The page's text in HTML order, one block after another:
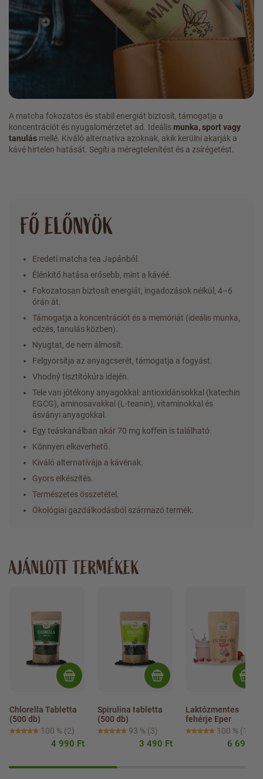
A matcha fokozatos és stabil energiát biztosít, támogatja a
koncentrációt és nyugalomérzetet ad. Ideális munka, sport vagy
tanulás mellé. Kiváló alternatíva azoknak, akik kerülni akarják a
kávé hirtelen hatását. Segíti a méregtelenítést és a zsírégetést.
FŐ ELŐNYÖK
Eredeti matcha tea Japánból.
Élénkítő hatása erősebb, mint a kávéé.
Fokozatosan biztosít energiát, ingadozások nélkül, 4–6
órán át.
Támogatja a koncentrációt és a memóriát (ideális munka,
edzés, tanulás közben).
Nyugtat, de nem álmosít.
Felgyorsítja az anyagcserét, támogatja a fogyást.
Vhodný tisztítókúra idején.
Tele van jótékony anyagokkal: antioxidánsokkal (katechin
EGCG), aminosavakkal (L-teanin), vitaminokkal és
ásványi anyagokkal.
Egy teáskanálban akár 70 mg koffein is található.
Könnyen elkeverhető.
Kiváló alternatívája a kávénak.
Gyors elkészítés.
Természetes összetétel.
Ökológiai gazdálkodásból származó termék.
AJÁNLOTT TERMÉKEK
Chlorella Tabletta
(500 db)
100 % (2)
4 990 Ft
Spirulina tabletta
(500 db)
93 % (3)
3 490 Ft
Laktózmentes
fehérje Eper
100 % (1)
6 690 Ft